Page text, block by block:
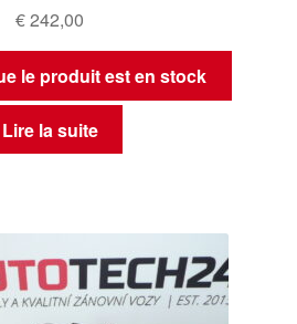
€242,00
le produit est en stock
Lire la suite